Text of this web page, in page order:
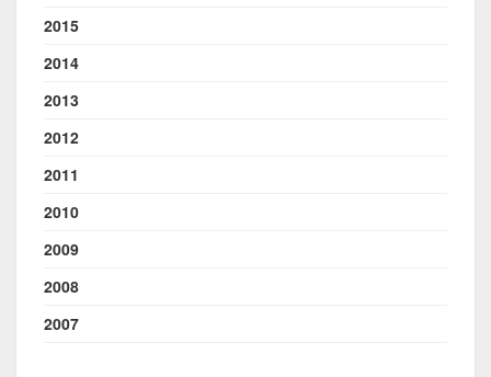
2015
2014
2013
2012
2011
2010
2009
2008
2007